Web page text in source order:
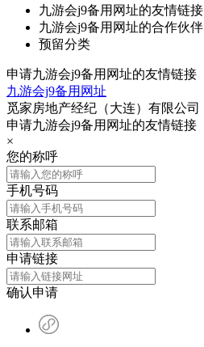
九游会j9备用网址的友情链接
九游会j9备用网址的合作伙伴
预留分类
申请九游会j9备用网址的友情链接
九游会j9备用网址
觅家房地产经纪（大连）有限公司
申请九游会j9备用网址的友情链接
×
您的称呼
手机号码
联系邮箱
申请链接
确认申请